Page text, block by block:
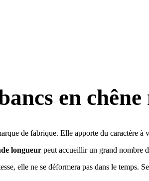
en chêne
de fabrique. Elle apporte du caractère à
longueur peut accueillir un grand nombre
elle ne se déformera pas dans le